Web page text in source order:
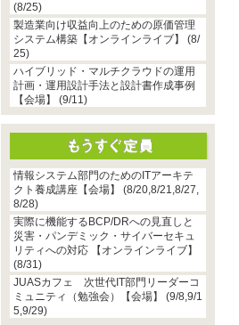
(8/25)
製造業向け収益向上のための原価管理
システム構築【オンラインライブ】 (8/
25)
ハイブリッド・マルチクラウドの運用
計画・運用設計手法と設計書作成事例
【会場】 (9/11)
情報システム部門のためのITアーキテ
クト養成講座【会場】 (8/20,8/21,8/27,
8/28)
実際に機能するBCP/DRへの見直しと
災害・パンデミック・サイバーセキュ
リティへの対応 【オンラインライブ】
(8/31)
JUASカフェ 次世代IT部門リーダーコ
ミュニティ（勉強会）【会場】 (9/8,9/1
5,9/29)